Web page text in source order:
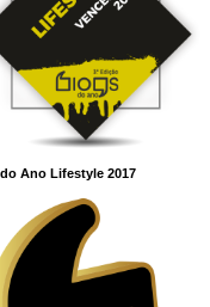
Ano Lifestyle 2017